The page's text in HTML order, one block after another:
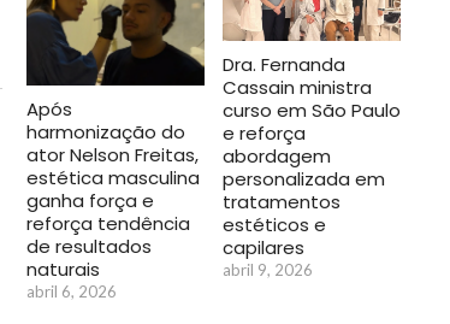
Após
harmonização do
ator Nelson Freitas,
estética masculina
ganha força e
reforça tendência
de resultados
naturais
abril 6, 2026
Dra. Fernanda
Cassain ministra
curso em São Paulo
e reforça
abordagem
personalizada em
tratamentos
estéticos e
capilares
abril 9, 2026